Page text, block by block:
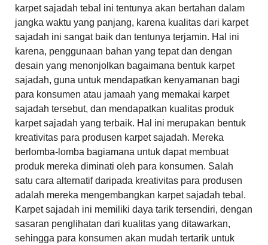
karpet sajadah tebal ini tentunya akan bertahan dalam
jangka waktu yang panjang, karena kualitas dari karpet
sajadah ini sangat baik dan tentunya terjamin. Hal ini
karena, penggunaan bahan yang tepat dan dengan
desain yang menonjolkan bagaimana bentuk karpet
sajadah, guna untuk mendapatkan kenyamanan bagi
para konsumen atau jamaah yang memakai karpet
sajadah tersebut, dan mendapatkan kualitas produk
karpet sajadah yang terbaik. Hal ini merupakan bentuk
kreativitas para produsen karpet sajadah. Mereka
berlomba-lomba bagiamana untuk dapat membuat
produk mereka diminati oleh para konsumen. Salah
satu cara alternatif daripada kreativitas para produsen
adalah mereka mengembangkan karpet sajadah tebal.
Karpet sajadah ini memiliki daya tarik tersendiri, dengan
sasaran penglihatan dari kualitas yang ditawarkan,
sehingga para konsumen akan mudah tertarik untuk